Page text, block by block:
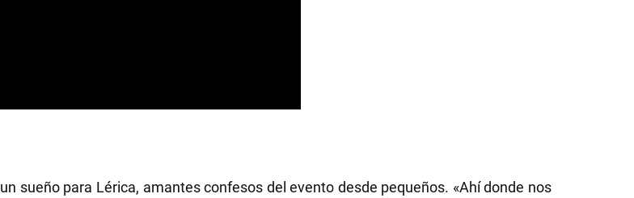
sueño para Lérica, amantes confesos del evento desde pequeños. «Ahí donde nos